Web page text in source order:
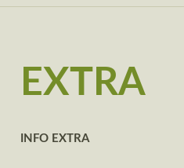
EXTRA
INFO EXTRA